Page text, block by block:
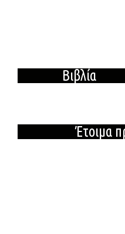
Βιβλία
Έτοιμα